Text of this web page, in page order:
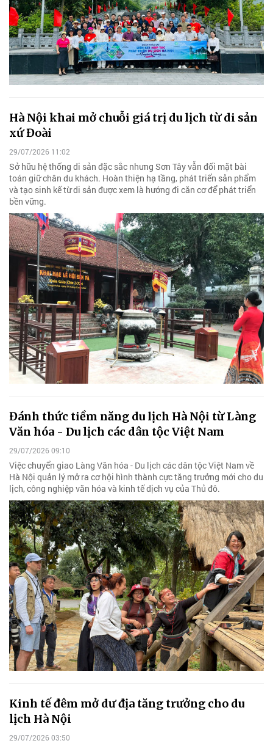
Hà Nội khai mở chuỗi giá trị du lịch từ di sản
xứ Đoài
29/07/2026 11:02
Sở hữu hệ thống di sản đặc sắc nhưng Sơn Tây vẫn đối mặt bài
toán giữ chân du khách. Hoàn thiện hạ tầng, phát triển sản phẩm
và tạo sinh kế từ di sản được xem là hướng đi căn cơ để phát triển
bền vững.
Đánh thức tiềm năng du lịch Hà Nội từ Làng
Văn hóa - Du lịch các dân tộc Việt Nam
29/07/2026 09:10
Việc chuyển giao Làng Văn hóa - Du lịch các dân tộc Việt Nam về
Hà Nội quản lý mở ra cơ hội hình thành cực tăng trưởng mới cho du
lịch, công nghiệp văn hóa và kinh tế dịch vụ của Thủ đô.
Kinh tế đêm mở dư địa tăng trưởng cho du
lịch Hà Nội
29/07/2026 03:50